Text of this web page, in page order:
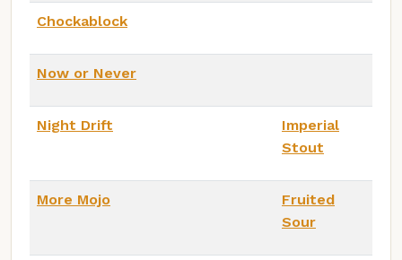
Chockablock
Now or Never
Night Drift
Imperial
Stout
More Mojo
Fruited
Sour